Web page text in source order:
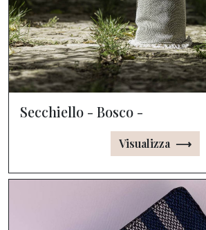
Secchiello - Bosco -
Visualizza ⟶